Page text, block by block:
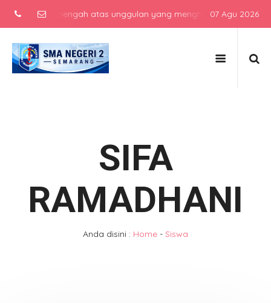
menengah atas unggulan yang menghasilkan lulusan
07 Agu 2026
SIFA
RAMADHANI
Anda disini : Home - Siswa